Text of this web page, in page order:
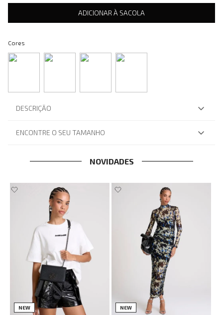
ADICIONAR À SACOLA
Cores
DESCRIÇÃO
ENCONTRE O SEU TAMANHO
NOVIDADES
NEW NEW